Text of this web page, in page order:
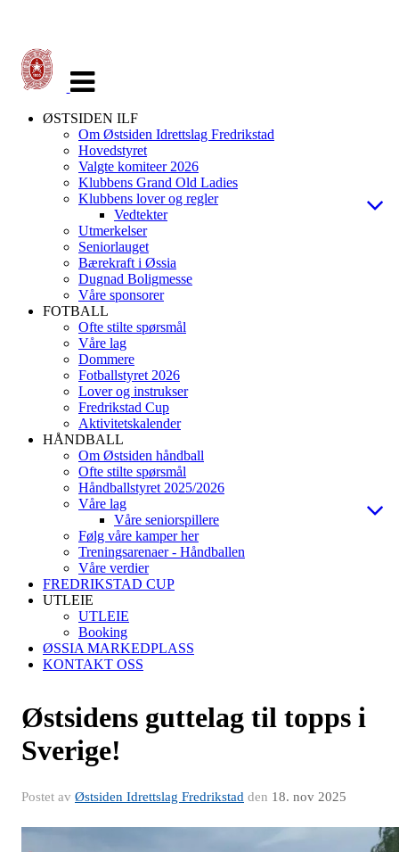
navigasjon
ØSTSIDEN ILF
Om Østsiden Idrettslag Fredrikstad
Hovedstyret
Valgte komiteer 2026
Klubbens Grand Old Ladies
Klubbens lover og regler
Vedtekter
Utmerkelser
Seniorlauget
Bærekraft i Øssia
Dugnad Boligmesse
Våre sponsorer
FOTBALL
Ofte stilte spørsmål
Våre lag
Dommere
Fotballstyret 2026
Lover og instrukser
Fredrikstad Cup
Aktivitetskalender
HÅNDBALL
Om Østsiden håndball
Ofte stilte spørsmål
Håndballstyret 2025/2026
Våre lag
Våre seniorspillere
Følg våre kamper her
Treningsarenaer - Håndballen
Våre verdier
FREDRIKSTAD CUP
UTLEIE
UTLEIE
Booking
ØSSIA MARKEDPLASS
KONTAKT OSS
Østsidens guttelag til topps i
Sverige!
Postet av Østsiden Idrettslag Fredrikstad den 18. nov 2025